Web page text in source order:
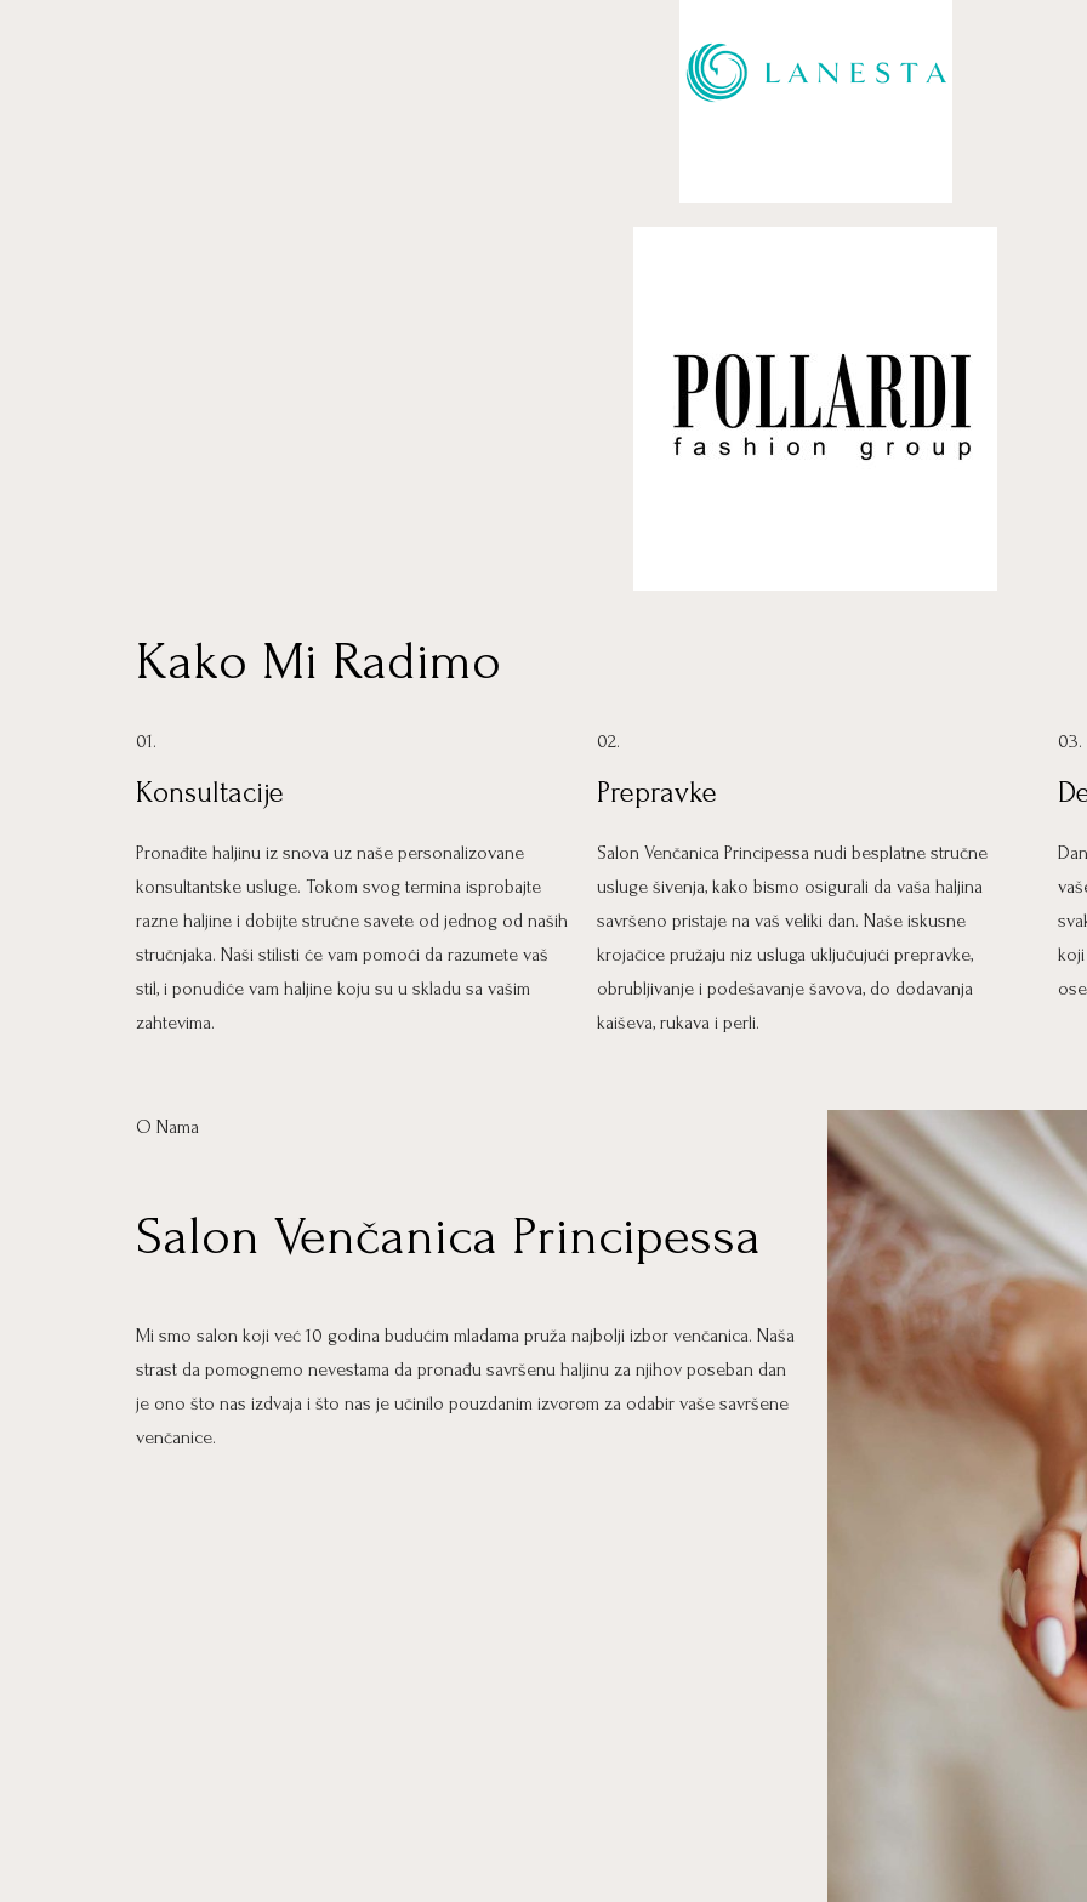
Kako Mi Radimo
01.
Konsultacije
Pronađite haljinu iz snova uz naše personalizovane
konsultantske usluge. Tokom svog termina isprobajte
razne haljine i dobijte stručne savete od jednog od naših
stručnjaka. Naši stilisti će vam pomoći da razumete vaš
stil, i ponudiće vam haljine koju su u skladu sa vašim
zahtevima.
02.
Prepravke
Salon Venčanica Principessa nudi besplatne stručne
usluge šivenja, kako bismo osigurali da vaša haljina
savršeno pristaje na vaš veliki dan. Naše iskusne
krojačice pružaju niz usluga uključujući prepravke,
obrubljivanje i podešavanje šavova, do dodavanja
kaiševa, rukava i perli.
03.
O Nama
Salon Venčanica Principessa
Mi smo salon koji već 10 godina budućim mladama pruža najbolji izbor venčanica. Naša
strast da pomognemo nevestama da pronađu savršenu haljinu za njihov poseban dan
je ono što nas izdvaja i što nas je učinilo pouzdanim izvorom za odabir vaše savršene
venčanice.